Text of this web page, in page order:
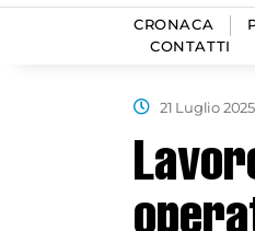
CRONACA
CONTATTI
21 Luglio 2025